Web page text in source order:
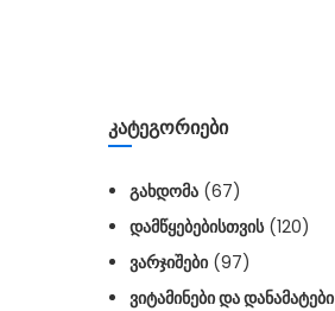
ᲙᲐᲢᲔᲒᲝᲠᲘᲔᲑᲘ
ᲒᲐᲮᲓᲝᲛᲐ (67)
ᲓᲐᲛᲬᲧᲔᲑᲔᲑᲘᲡᲗᲕᲘᲡ(120)
ᲕᲐᲠᲯᲘᲨᲔᲑᲘ (97)
ᲕᲘᲢᲐᲛᲘᲜᲔᲑᲘ ᲓᲐ ᲓᲐᲜᲐᲛᲐᲢᲔᲑᲘ